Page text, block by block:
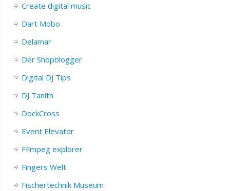
Create digital music
Dart Mobo
Delamar
Der Shopblogger
Digital DJ Tips
DJ Tanith
DockCross
Event Elevator
FFmpeg explorer
Fingers Welt
Fischertechnik Museum